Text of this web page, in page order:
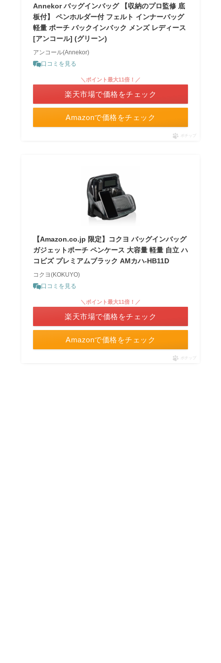
Annekor バッグインバッグ 【収納のプロ監修 底
板付】 ペンホルダー付 フェルト インナーバッグ
軽量 ポーチ バックインバック メンズ レディース
[アンコール] (グリーン)
アンコール(Annekor)
口コミを見る
Amazonで価格をチェック
＼ポイント最大11倍！／
楽天市場で価格をチェック
ポチップ
【Amazon.co.jp 限定】コクヨ バッグインバッグ
ガジェットポーチ ペンケース 大容量 軽量 自立 ハ
コビズ プレミアムブラック AMカハ-HB11D
コクヨ(KOKUYO)
口コミを見る
Amazonで価格をチェック
＼ポイント最大11倍！／
楽天市場で価格をチェック
ポチップ